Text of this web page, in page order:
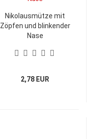
Nikolausmütze mit
Zöpfen und blinkender
Nase
2,78 EUR